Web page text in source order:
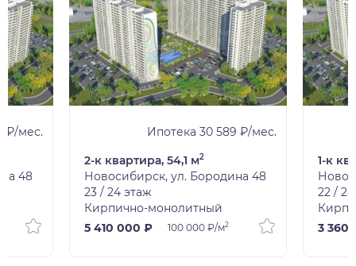
₽/мес.
48
Ипотека 30 589 ₽/мес.
2-к квартира, 54,1 м2
Новосибирск, ул. Бородина 48
23 / 24 этаж
Кирпично-монолитный
5 410 000 ₽
100 000 ₽/м2
1-к
22 /
3 360